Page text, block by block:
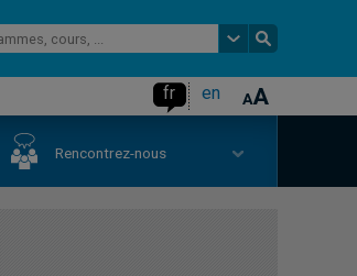
fr en
Rencontrez-nous